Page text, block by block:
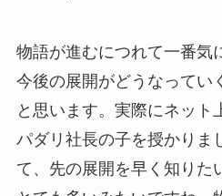
物語が進むにつれて一番気
今後の展開がどうなってい
と思います。実際にネット
パダリ社長の子を授かりま
て、先の展開を早く知りた